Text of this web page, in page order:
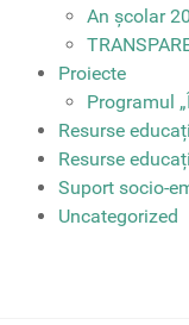
An școlar
Proiecte
Programul
Resurse
Resurse
Suport socio-
Uncategorized